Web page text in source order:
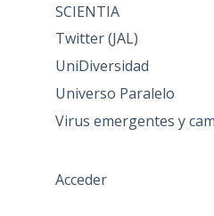
SCIENTIA
Twitter (JAL)
UniDiversidad
Universo Paralelo
Virus emergentes y
Acceder